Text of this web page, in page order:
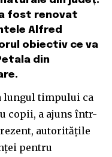
a fost renovat
Alfred
obiectiv ce va
din
lungul timpului ca
copii, a ajuns într-
autoritățile
pentru